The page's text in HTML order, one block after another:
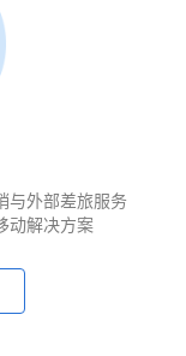
与外部差旅服务
动解决方案